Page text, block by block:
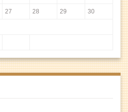
27 28 29 30